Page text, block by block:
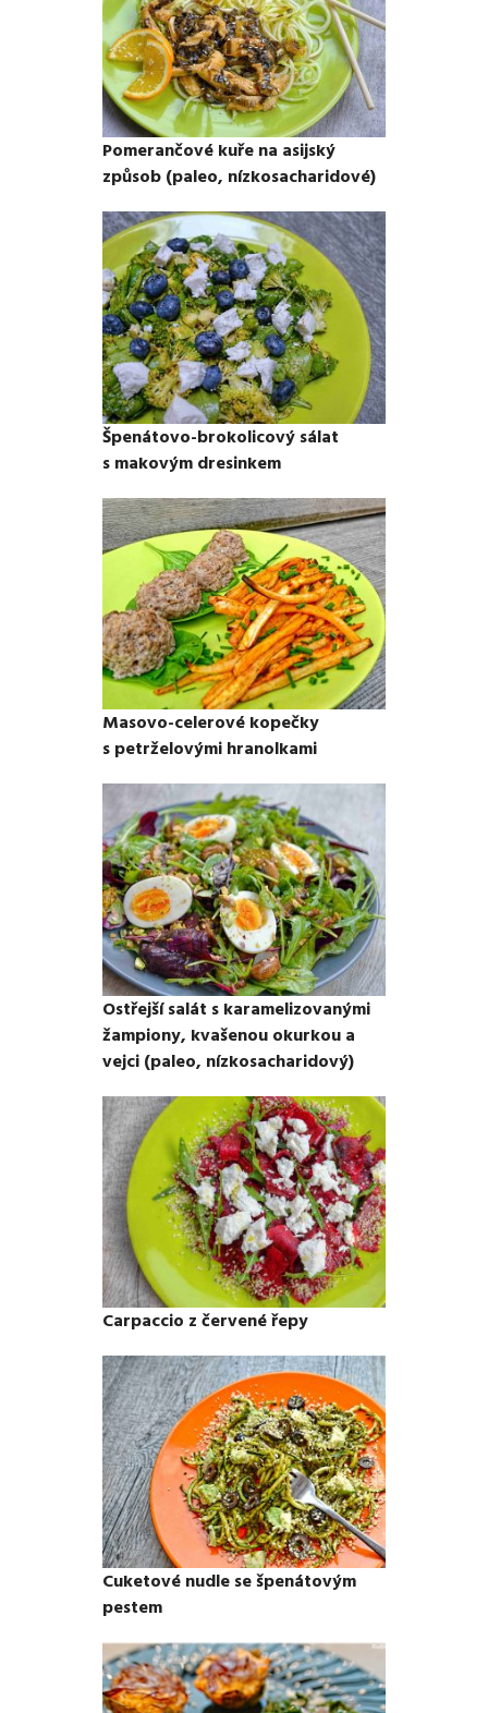
Pomerančové kuře na asijský
způsob (paleo, nízkosacharidové)
Špenátovo-brokolicový sálat
s makovým dresinkem
Masovo-celerové kopečky
s petrželovými hranolkami
Ostřejší salát s karamelizovanými
žampiony, kvašenou okurkou a
vejci (paleo, nízkosacharidový)
Carpaccio z červené řepy
Cuketové nudle se špenátovým
pestem